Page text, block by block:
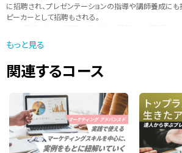
に招聘され、プレゼンテーションの指導や講師養成にも
ピーカーとして招聘もされる。
ィ)に造詣も深く、東京家政学院大学（女子大学）、武蔵
院などでキャリアデザインなどの講座も担当する。
MBAを取得。修士論文では、企業がサステナブルな成長
現在、各企業の文化を軸に社員の傾向を分析し、具体
とにより、企業のダイバーシティマネジメントの推進を
いる。
もっと見る
関連するコース